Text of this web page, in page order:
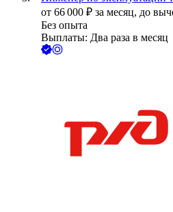
от 66 000 ₽ за месяц, до
Без опыта
Выплаты: Два раза в месяц